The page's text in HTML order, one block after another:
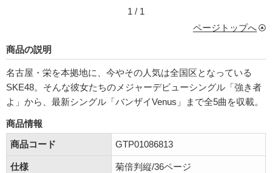
1 / 1
ページトップへ
商品の説明
名古屋・栄を本拠地に、今やその人気は全国区となっている
SKE48。そんな彼女たちのメジャーデビューシングル「強き者
よ」から、最新シングル「バンザイVenus」まで全5曲を収載。
商品情報
商品コード
GTP01086813
仕様 菊倍判縦/36ページ